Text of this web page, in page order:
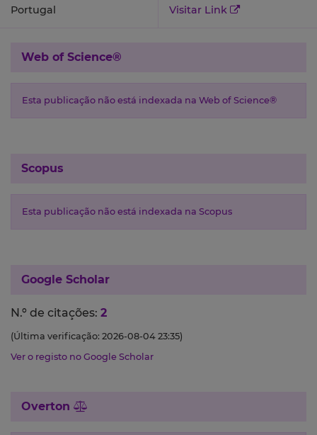
Portugal Visitar Link
Web of Science®
Esta publicação não está indexada na Web of Science®
Scopus
Esta publicação não está indexada na Scopus
Google Scholar
N.º de citações: 2
(Última verificação: 2026-08-04 23:35)
Ver o registo no Google Scholar
Overton